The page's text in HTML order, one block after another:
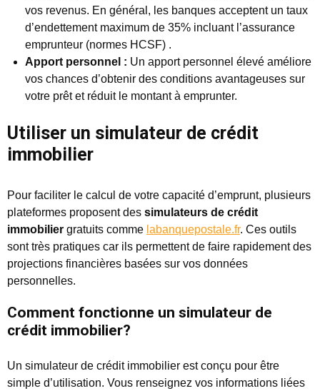
vos revenus. En général, les banques acceptent un taux
d’endettement maximum de 35% incluant l’assurance
emprunteur (normes HCSF) .
Apport personnel : Un apport personnel élevé améliore
vos chances d’obtenir des conditions avantageuses sur
votre prêt et réduit le montant à emprunter.
Utiliser un simulateur de crédit
immobilier
Pour faciliter le calcul de votre capacité d’emprunt, plusieurs
plateformes proposent des simulateurs de crédit
immobilier gratuits comme labanquepostale.fr. Ces outils
sont très pratiques car ils permettent de faire rapidement des
projections financières basées sur vos données
personnelles.
Comment fonctionne un simulateur de
crédit immobilier?
Un simulateur de crédit immobilier est conçu pour être
simple d’utilisation. Vous renseignez vos informations liées